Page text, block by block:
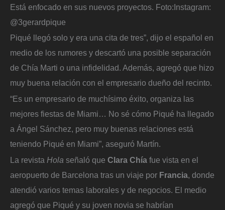
Está enfocado en sus nuevos proyectos. Foto:Instagram:
@3gerardpique
Piqué llegó solo y era una cita de tres”, dijo el español en
medio de los rumores y descartó una posible separación
de Chía Marti o una infidelidad. Además, agregó que hizo
muy buena relación con el empresario dueño del recinto.
“Es un empresario de muchísimo éxito, organiza las
mejores fiestas de Miami… No sé cómo Piqué ha llegado
a Ángel Sánchez, pero muy buenas relaciones está
teniendo Piqué en Miami”, aseguró Martín.
La revista Hola señaló que Clara Chía fue vista en el
aeropuerto de Barcelona tras un viaje por Francia , donde
atendió varios temas laborales y de negocios. El medio
agregó que Piqué y su joven novia se habrían